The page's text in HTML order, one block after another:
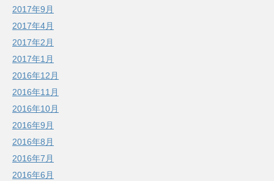
2017年9月
2017年4月
2017年2月
2017年1月
2016年12月
2016年11月
2016年10月
2016年9月
2016年8月
2016年7月
2016年6月